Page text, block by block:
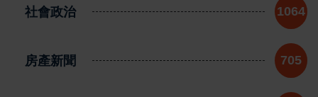
社會政治 1064
房產新聞 705